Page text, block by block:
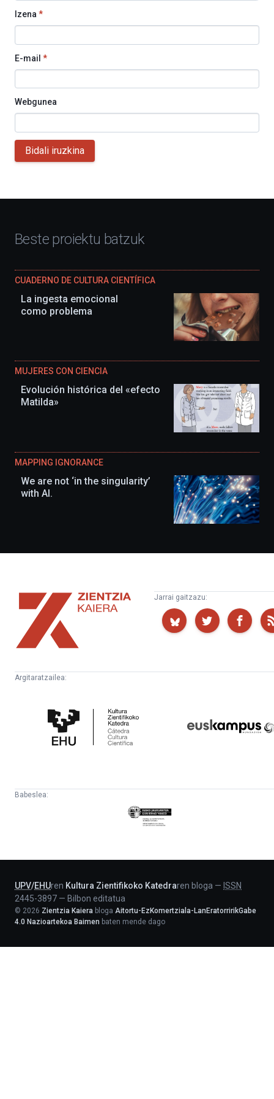
Izena *
E-mail *
Webgunea
Bidali iruzkina
Beste proiektu batzuk
CUADERNO DE CULTURA CIENTÍFICA
La ingesta emocional
como problema
MUJERES CON CIENCIA
Evolución histórica del «efecto
Matilda»
MAPPING IGNORANCE
We are not ‘in the singularity’
with AI.
Zientzia
Kaiera
Jarrai gaitzazu:
Argitaratzailea:
Zientifikoko
Katedra
Babeslea:
Eusko
Jaurlaritza
UPV/EHUren Kultura Zientifikoko Katedraren bloga — ISSN
2445-3897 — Bilbon editatua
© 2026 Zientzia Kaiera bloga Aitortu-EzKomertziala-LanEratorririkGabe
4.0 Nazioartekoa Baimen baten mende dago